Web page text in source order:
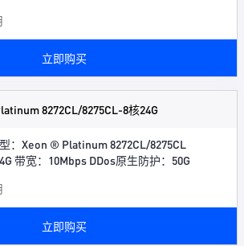
立即购买
8272CL/8275CL-8核24G
：Xeon ® Platinum 8272CL/8275CL
带宽：10Mbps DDos原生防护：50G
立即购买